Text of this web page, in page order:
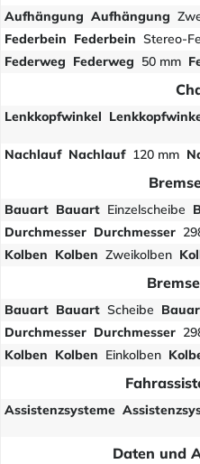
Aufhängung Aufhängung
Federbein Federbein Stereo-
Federweg Federweg 50 mm
Lenkkopfwinkel
Nachlauf Nachlauf 120 mm
Bauart Bauart Einzelscheibe
Durchmesser Durchmesser
Kolben Kolben Zweikolben
Bauart Bauart Scheibe
Durchmesser Durchmesser
Kolben Kolben Einkolben
Assistenzsysteme
Daten und